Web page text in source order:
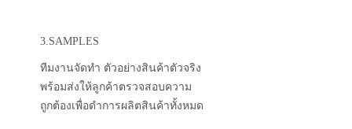
3.SAMPLES
ทีมงานจัดทำ ตัวอย่างสินค้าตัวจริง
พร้อมส่งให้ลูกค้าตรวจสอบความ
ถูกต้องเพื่อดำการผลิตสินค้าทั้งหมด